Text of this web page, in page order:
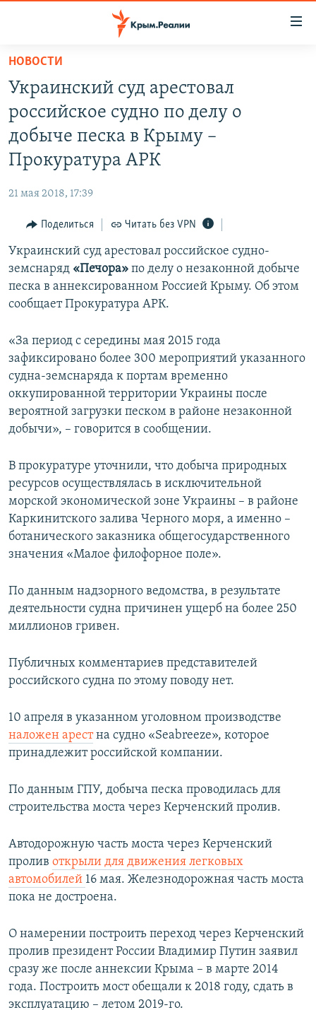
Вернуться
основному
содержанию
Вернутся
главной
Вернутся
поиску
СПЕЦПРОЕКТЫ
ГРУЗ 200
КАРТА ВОЕННЫХ ОБЪЕКТОВ КРЫМА
ВОДА
ИСТОРИЯ
ИНФОГРАФИКА
ТЕЛЕПРОЕКТ КРЫМ.РЕАЛИИ
СОВЕТЫ ПРАВОЗАЩИТНИКОВ
ПРОПАВШИЕ БЕЗ ВЕСТИ
КРЫМ.НЕПОКОРЕННЫЙ
ELIFBE
УКРАИНСКАЯ ПРОБЛЕМА КРЫМА
РАДІО СВОБОДА
КАК ОБОЙТИ БЛОКИРОВКУ
Українською
Qırımtatar
Все сайты RFE/RL
НОВОСТИ
Украинский суд арестовал
российское судно по делу о
добыче песка в Крыму –
Прокуратура АРК
21 мая 2018, 17:39
Поделиться Читать без VPN
Украинский суд арестовал российское судно-
земснаряд «Печора» по делу о незаконной добыче
песка в аннексированном Россией Крыму. Об этом
сообщает Прокуратура АРК.
«За период с середины мая 2015 года
зафиксировано более 300 мероприятий указанного
судна-земснаряда к портам временно
оккупированной территории Украины после
вероятной загрузки песком в районе незаконной
добычи», – говорится в сообщении.
В прокуратуре уточнили, что добыча природных
ресурсов осуществлялась в исключительной
морской экономической зоне Украины – в районе
Каркинитского залива Черного моря, а именно –
ботанического заказника общегосударственного
значения «Малое филофорное поле».
По данным надзорного ведомства, в результате
деятельности судна причинен ущерб на более 250
миллионов гривен.
Публичных комментариев представителей
российского судна по этому поводу нет.
10 апреля в указанном уголовном производстве
наложен арестна судно «Seabreeze», которое
принадлежит российской компании.
По данным ГПУ, добыча песка проводилась для
строительства моста через Керченский пролив.
Автодорожную часть моста через Керченский
пролив открыли для движения легковых
автомобилей 16 мая. Железнодорожная часть моста
пока не достроена.
О намерении построить переход через Керченский
пролив президент России Владимир Путин заявил
сразу же после аннексии Крыма – в марте 2014
года. Построить мост обещали к 2018 году, сдать в
эксплуатацию – летом 2019-го.